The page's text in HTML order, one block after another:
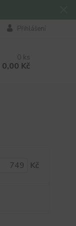
Přihlášení
0 ks
0,00 Kč
Kč